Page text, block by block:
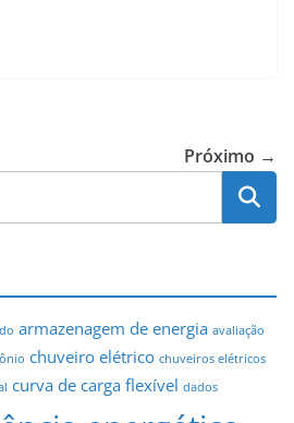
Próximo →
armazenagem de energia avaliação
chuveiro elétrico chuveiros elétricos
curva de carga flexível dados